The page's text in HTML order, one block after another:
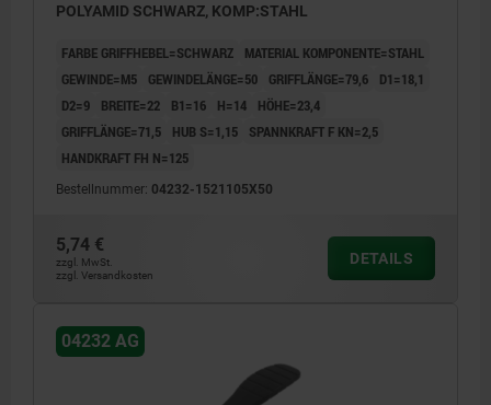
POLYAMID SCHWARZ, KOMP:STAHL
FARBE GRIFFHEBEL=SCHWARZ
MATERIAL KOMPONENTE=STAHL
GEWINDE=M5
GEWINDELÄNGE=50 GRIFFLÄNGE=79,6
D1=18,1
D2=9
BREITE=22 B1=16 H=14
HÖHE=23,4
GRIFFLÄNGE=71,5
HUB S=1,15
SPANNKRAFT F KN=2,5
HANDKRAFT FH N=125
Bestellnummer: 04232-1521105X50
5,74 €
zzgl. MwSt.
zzgl. Versandkosten
DETAILS
04232 AG